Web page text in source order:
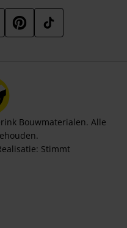
Bouwmaterialen. Alle
Stimmt